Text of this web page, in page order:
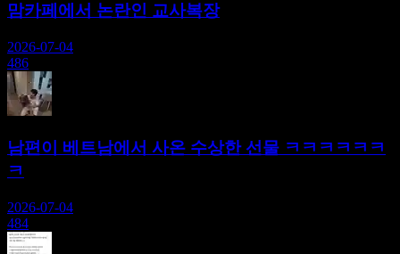
맘카페에서 논란인 교사복장
2026-07-04
486
남편이 베트남에서 사온 수상한 선물 ㅋㅋㅋㅋㅋㅋ
ㅋ
2026-07-04
484